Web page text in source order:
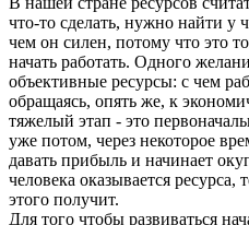
что-то сделать, нужно найти у
чем он силен, потому что это
начать работать. Одного
объективные ресурсы: с чем
обращаясь, опять же, к
тяжелый этап - это
уже по­том, через некоторое
давать прибыль и начинает
человека оказывается
этого получит.
Для того чтобы развиваться